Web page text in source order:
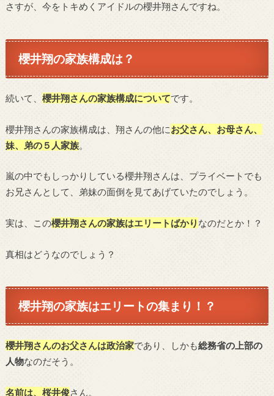
さすが、今をトキめくアイドルの櫻井翔さんですね。
櫻井翔の家族構成は？
続いて、 櫻井翔さんの家族構成についてです。
櫻井翔さんの家族構成は、翔さんの他にお父さん、お母さん、
妹、弟の５人家族。
嵐の中でもしっかりしている櫻井翔さんは、プライベートでも
お兄さんとして、弟妹の面倒を見てあげていたのでしょう。
実は、この櫻井翔さんの家族はエリートばかり なのだとか！？
真相はどうなのでしょう？
櫻井翔の家族はエリートの集まり！？
櫻井翔さんのお父さんは政治家であり、しかも総務省の上部の
人物なのだそう。
名前は、桜井俊さん。